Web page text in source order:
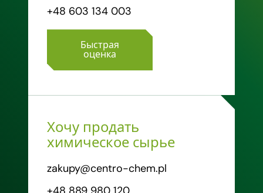
+48 603 134 003
Быстрая
оценка
Хочу продать
химическое сырье
zakupy@centro-chem.pl